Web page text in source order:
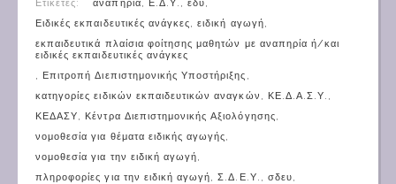
Ετικέτες: αναπηρία, Ε.Δ.Υ. ,εδυ,
Ειδικές εκπαιδευτικές ανάγκες,ειδική αγωγή,
εκπαιδευτικά πλαίσια φοίτησης μαθητών με αναπηρία ή/και
ειδικές εκπαιδευτικές ανάγκες
, Επιτροπή Διεπιστημονικής Υποστήριξης ,
κατηγορίες ειδικών εκπαιδευτικών αναγκών , ΚΕ.Δ.Α.Σ.Υ. ,
ΚΕΔΑΣΥ, Κέντρα Διεπιστημονικής Αξιολόγησης,
νομοθεσία για θέματα ειδικής αγωγής,
νομοθεσία για την ειδική αγωγή,
πληροφορίες για την ειδική αγωγή,Σ.Δ.Ε.Υ. , σδευ,